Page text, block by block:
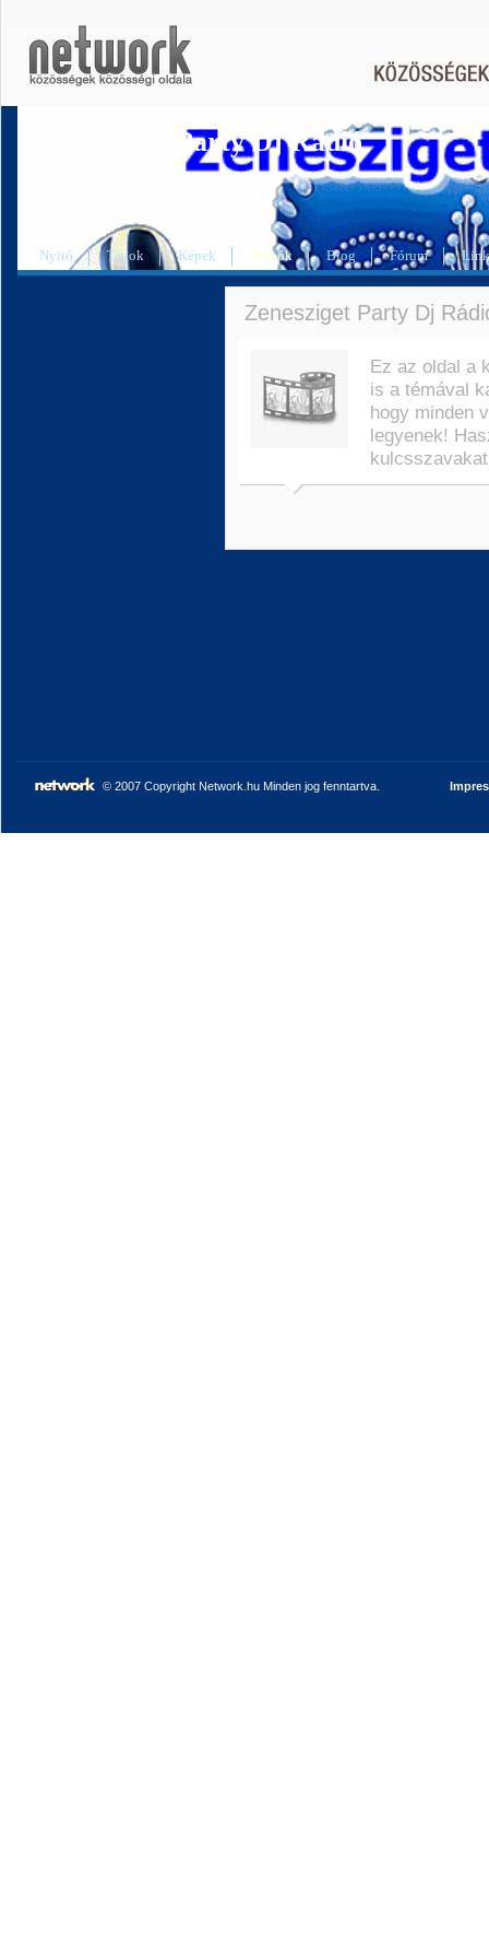
Zenesziget Party Dj Rádió
Nyitó Tagok Képek Videók Blog Fórum
Zenesziget Party Dj
Ez az oldal a
is a témával
hogy minden
legyenek!
© 2007 Copyright Network.hu Minden jog fenntartva.